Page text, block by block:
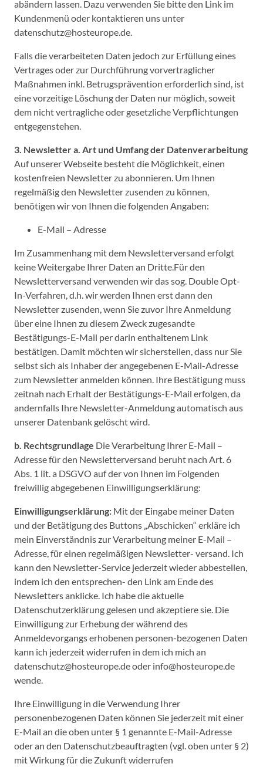
abändern lassen. Dazu verwenden Sie bitte den Link im
Kundenmenü oder kontaktieren uns unter
datenschutz@hosteurope.de.
Falls die verarbeiteten Daten jedoch zur Erfüllung eines
Vertrages oder zur Durchführung vorvertraglicher
Maßnahmen inkl. Betrugsprävention erforderlich sind, ist
eine vorzeitige Löschung der Daten nur möglich, soweit
dem nicht vertragliche oder gesetzliche Verpflichtungen
entgegenstehen.
3. Newslettera. Art und Umfang der Datenverarbeitung
Auf unserer Webseite besteht die Möglichkeit, einen
kostenfreien Newsletter zu abonnieren. Um Ihnen
regelmäßig den Newsletter zusenden zu können,
benötigen wir von Ihnen die folgenden Angaben:
E-Mail – Adresse
Im Zusammenhang mit dem Newsletterversand erfolgt
keine Weitergabe Ihrer Daten an Dritte.Für den
Newsletterversand verwenden wir das sog. Double Opt-
In-Verfahren, d.h. wir werden Ihnen erst dann den
Newsletter zusenden, wenn Sie zuvor Ihre Anmeldung
über eine Ihnen zu diesem Zweck zugesandte
Bestätigungs-E-Mail per darin enthaltenem Link
bestätigen. Damit möchten wir sicherstellen, dass nur Sie
selbst sich als Inhaber der angegebenen E-Mail-Adresse
zum Newsletter anmelden können. Ihre Bestätigung muss
zeitnah nach Erhalt der Bestätigungs-E-Mail erfolgen, da
andernfalls Ihre Newsletter-Anmeldung automatisch aus
unserer Datenbank gelöscht wird.
b. Rechtsgrundlage Die Verarbeitung Ihrer E-Mail –
Adresse für den Newsletterversand beruht nach Art. 6
Abs. 1 lit. a DSGVO auf der von Ihnen im Folgenden
freiwillig abgegebenen Einwilligungserklärung:
Einwilligungserklärung: Mit der Eingabe meiner Daten
und der Betätigung des Buttons „Abschicken“ erkläre ich
mein Einverständnis zur Verarbeitung meiner E-Mail –
Adresse, für einen regelmäßigen Newsletter- versand. Ich
kann den Newsletter-Service jederzeit wieder abbestellen,
indem ich den entsprechen- den Link am Ende des
Newsletters anklicke. Ich habe die aktuelle
Datenschutzerklärung gelesen und akzeptiere sie. Die
Einwilligung zur Erhebung der während des
Anmeldevorgangs erhobenen personen-bezogenen Daten
kann ich jederzeit widerrufen in dem ich mich an
datenschutz@hosteurope.de oder info@hosteurope.de
wende.
Ihre Einwilligung in die Verwendung Ihrer
personenbezogenen Daten können Sie jederzeit mit einer
E-Mail an die oben unter § 1 genannte E-Mail-Adresse
oder an den Datenschutzbeauftragten (vgl. oben unter § 2)
mit Wirkung für die Zukunft widerrufen